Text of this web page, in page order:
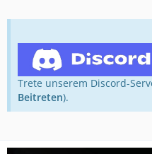
Trete unserem Discord-
Beitreten).